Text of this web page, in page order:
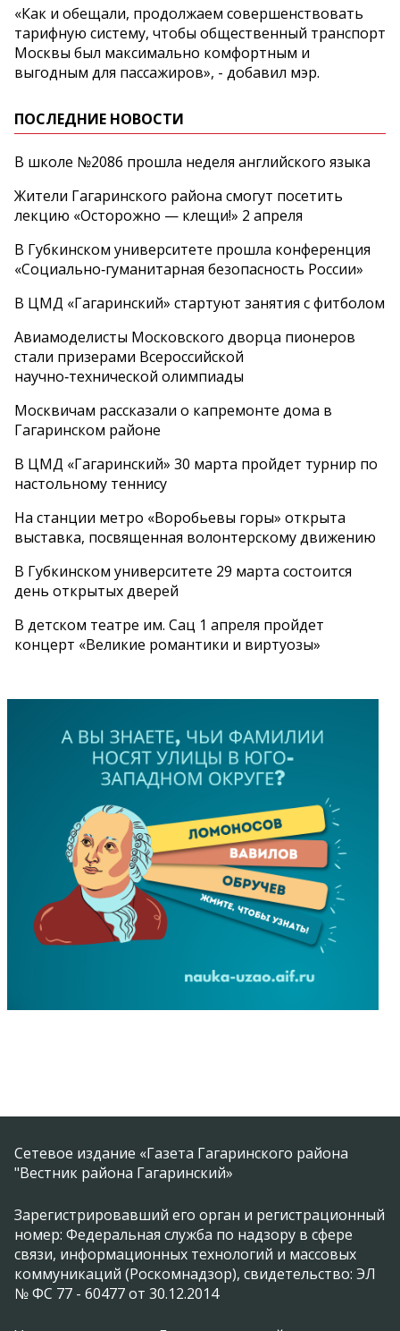
«Как и обещали, продолжаем совершенствовать
тарифную систему, чтобы общественный транспорт
Москвы был максимально комфортным и
выгодным для пассажиров», - добавил мэр.
ПОСЛЕДНИЕ НОВОСТИ
В школе №2086 прошла неделя английского языка
Жители Гагаринского района смогут посетить
лекцию «Осторожно — клещи!» 2 апреля
В Губкинском университете прошла конференция
«Социально‑гуманитарная безопасность России»
В ЦМД «Гагаринский» стартуют занятия с фитболом
Авиамоделисты Московского дворца пионеров
стали призерами Всероссийской
научно‑технической олимпиады
Москвичам рассказали о капремонте дома в
Гагаринском районе
В ЦМД «Гагаринский» 30 марта пройдет турнир по
настольному теннису
На станции метро «Воробьевы горы» открыта
выставка, посвященная волонтерскому движению
В Губкинском университете 29 марта состоится
день открытых дверей
В детском театре им. Сац 1 апреля пройдет
концерт «Великие романтики и виртуозы»
Сетевое издание «Газета Гагаринского района
"Вестник района Гагаринский»
Зарегистрировавший его орган и регистрационный
номер: Федеральная служба по надзору в сфере
связи, информационных технологий и массовых
коммуникаций (Роскомнадзор), свидетельство: ЭЛ
№ ФС 77 - 60477 от 30.12.2014